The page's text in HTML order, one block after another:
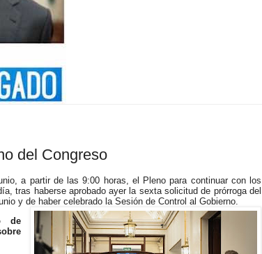
del Congreso
a partir de las 9:00 horas, el Pleno para continuar con los
tras haberse aprobado ayer la sexta solicitud de prórroga del
y de haber celebrado la Sesión de Control al Gobierno.
de